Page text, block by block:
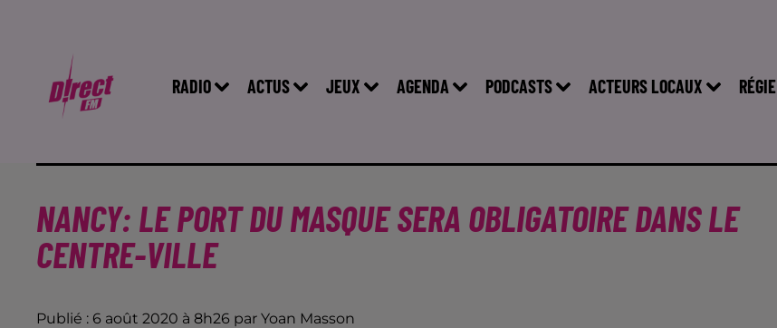
RADIO ACTUS JEUX AGENDA PODCASTS ACTEURS LOCAUX RÉGIE
NANCY: LE PORT DU MASQUE SERA OBLIGATOIRE DANS LE
CENTRE-VILLE
Publié : 6 août 2020 à 8h26 par Yoan Masson